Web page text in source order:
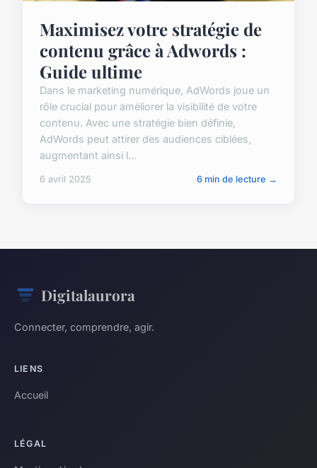
Maximisez votre stratégie de
contenu grâce à Adwords :
Guide ultime
Dans le marketing numérique, AdWords joue un
rôle crucial pour améliorer la visibilité de votre
contenu. Avec une stratégie bien définie,
AdWords peut attirer des audiences ciblées,
augmentant ainsi l...
6 avril 2025 6 min de lecture →
Digitalaurora
Connecter, comprendre, agir.
LIENS
Accueil
LÉGAL